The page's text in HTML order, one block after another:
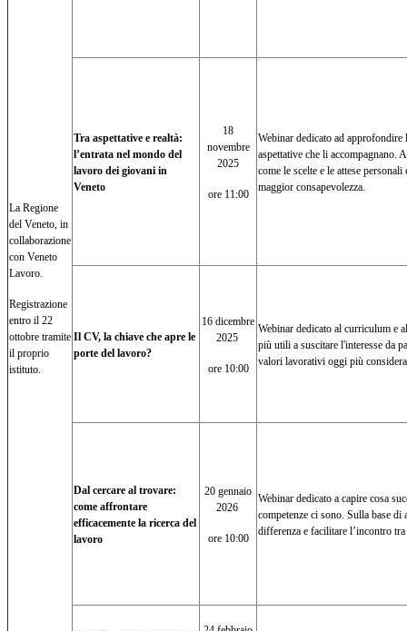
La Regione
del Veneto, in
collaborazione
con Veneto
Lavoro.
Registrazione
entro il 22
ottobre tramite
il proprio
istituto.
Tra aspettative e realtà:
l’entrata nel mondo del
lavoro dei giovani in
Veneto
18
novembre
2025
ore 11:00
Webinar dedicato ad
aspettative che li accompagnano.
come le scelte e le attese
maggior consapevolezza.
Il CV, la chiave che apre le
porte del lavoro?
16 dicembre
2025
ore 10:00
Webinar dedicato al curriculum e
più utili a suscitare l'interesse da
valori lavorativi oggi più
Dal cercare al trovare:
come affrontare
efficacemente la ricerca del
lavoro
20 gennaio
2026
ore 10:00
Webinar dedicato a capire cosa
competenze ci sono. Sulla base
differenza e facilitare l’incontro